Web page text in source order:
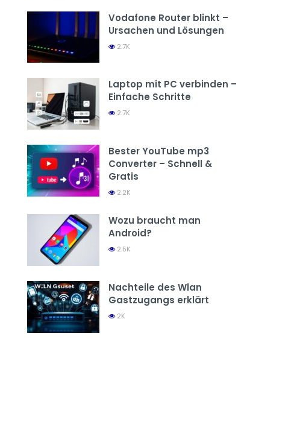
Vodafone Router blinkt –
Ursachen und Lösungen
2.7K
Laptop mit PC verbinden –
Einfache Schritte
2.7K
Bester YouTube mp3
Converter – Schnell &
Gratis
2.2K
Wozu braucht man
Android?
2.5K
Nachteile des Wlan
Gastzugangs erklärt
2K